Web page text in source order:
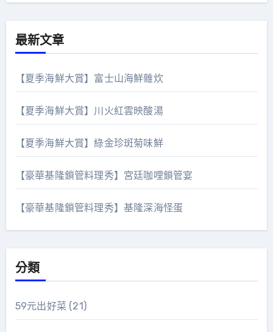
最新文章
【夏季海鮮大賞】富士山海鮮雜炊
【夏季海鮮大賞】川火紅雲映酸湯
【夏季海鮮大賞】綠金珍斑菊味鮮
【豪華基隆鎖管料理秀】宮廷咖哩鎖管宴
【豪華基隆鎖管料理秀】基隆深海怪蛋
分類
59元出好菜 (21)